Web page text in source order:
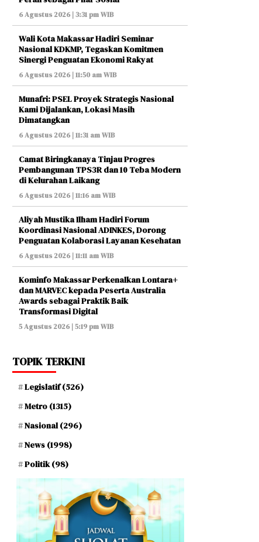
6 Agustus 2026 | 3:31 pm WIB
Wali Kota Makassar Hadiri Seminar
Nasional KDKMP, Tegaskan Komitmen
Sinergi Penguatan Ekonomi Rakyat
6 Agustus 2026 | 11:50 am WIB
Munafri: PSEL Proyek Strategis Nasional
Kami Dijalankan, Lokasi Masih
Dimatangkan
6 Agustus 2026 | 11:31 am WIB
Camat Biringkanaya Tinjau Progres
Pembangunan TPS3R dan 10 Teba Modern
di Kelurahan Laikang
6 Agustus 2026 | 11:16 am WIB
Aliyah Mustika Ilham Hadiri Forum
Koordinasi Nasional ADINKES, Dorong
Penguatan Kolaborasi Layanan Kesehatan
6 Agustus 2026 | 11:11 am WIB
Kominfo Makassar Perkenalkan Lontara+
dan MARVEC kepada Peserta Australia
Awards sebagai Praktik Baik
Transformasi Digital
5 Agustus 2026 | 5:19 pm WIB
TOPIK TERKINI
Legislatif(526)
Metro (1315)
Nasional(296)
News (1998)
Politik(98)